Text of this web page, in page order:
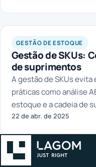
GESTÃO DE ESTOQUE
Gestão de SKUs:
de suprimentos
A gestão de SKUs
práticas como análise
estoque e a cadeia de
22 de abr. de 2025